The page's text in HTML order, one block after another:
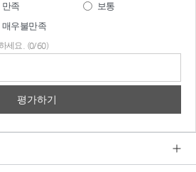
만족
보통
매우불만족
세요. (0/60)